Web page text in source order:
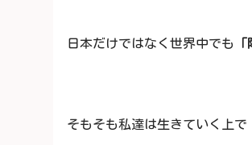
日本だけではなく世界中でも
そもそも私達は生きていく上で